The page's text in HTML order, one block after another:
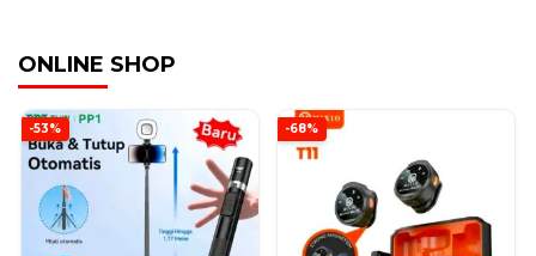
ONLINE SHOP
-53% -68%